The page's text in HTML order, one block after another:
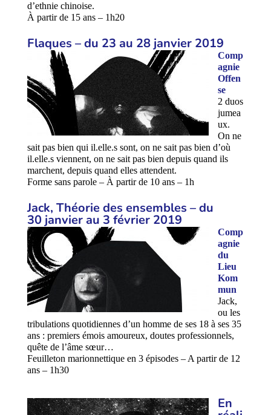
d’ethnie chinoise.
À partir de 15 ans – 1h20
Flaques – du 23 au 28 janvier 2019
Comp
agnie
Offen
se
2 duos
jumea
ux.
On ne
sait pas bien qui il.elle.s sont, on ne sait pas bien d’où
il.elle.s viennent, on ne sait pas bien depuis quand ils
marchent, depuis quand elles attendent.
Forme sans parole – À partir de 10 ans – 1h
Jack, Théorie des ensembles – du
30janvier au 3 février 2019
Comp
agnie
du
Lieu
Kom
mun
Jack,
ou les
tribulations quotidiennes d’un homme de ses 18 à ses 35
ans : premiers émois amoureux, doutes professionnels,
quête de l’âme sœur…
Feuilleton marionnettique en 3 épisodes – A partir de 12
ans – 1h30
En